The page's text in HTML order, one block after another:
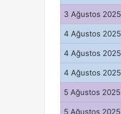
3 Ağustos 2025
4 Ağustos 2025
4 Ağustos 2025
4 Ağustos 2025
5 Ağustos 2025
5 Ağustos 2025